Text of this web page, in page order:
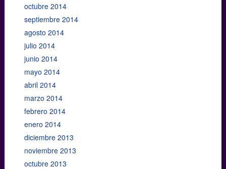
octubre 2014
septiembre 2014
agosto 2014
julio 2014
junio 2014
mayo 2014
abril 2014
marzo 2014
febrero 2014
enero 2014
diciembre 2013
noviembre 2013
octubre 2013